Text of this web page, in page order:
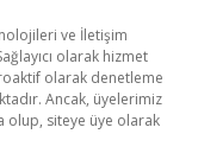
ve İletişim
olarak hizmet
olarak denetleme
Ancak, üyelerimiz
olup, siteye üye olarak